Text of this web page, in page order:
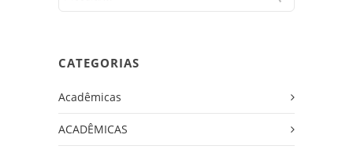
CATEGORIAS
Acadêmicas
ACADÊMICAS